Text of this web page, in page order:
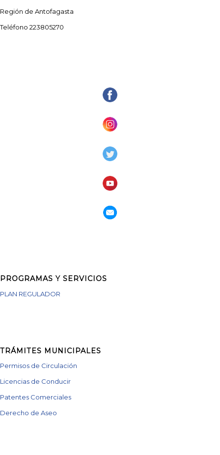
Región de Antofagasta
Teléfono 223805270
PROGRAMAS Y SERVICIOS
PLAN REGULADOR
TRÁMITES MUNICIPALES
Permisos de Circulación
Licencias de Conducir
Patentes Comerciales
Derecho de Aseo